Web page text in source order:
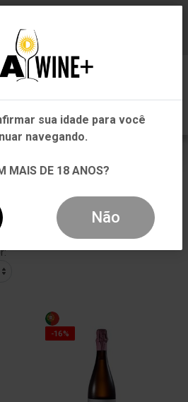
-16%
está?
Estados
sua idade para você
navegando.
MAIS DE 18 ANOS?
Não